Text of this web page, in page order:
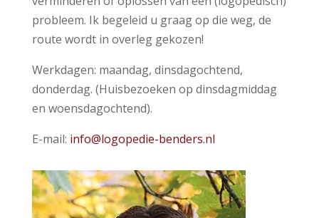
probleem. Ik begeleid u graag op die weg, de
route wordt in overleg gekozen!
Werkdagen: maandag, dinsdagochtend,
donderdag. (Huisbezoeken op dinsdagmiddag
en woensdagochtend).
E-mail: info@logopedie-benders.nl